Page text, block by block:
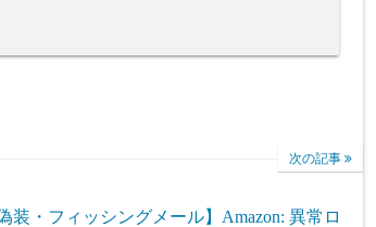
次の記事
偽装・フィッシングメール】Amazon: 異常ロ